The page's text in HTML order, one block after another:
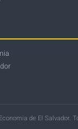
de El Salvador.